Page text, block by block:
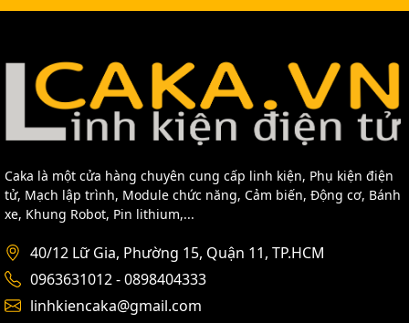
Caka là một cửa hàng chuyên cung cấp linh kiện, Phụ kiện điện
tử, Mạch lập trình, Module chức năng, Cảm biến, Động cơ, Bánh
xe, Khung Robot, Pin lithium,...
40/12 Lữ Gia, Phường 15, Quận 11, TP.HCM
0963631012 - 0898404333
linhkiencaka@gmail.com